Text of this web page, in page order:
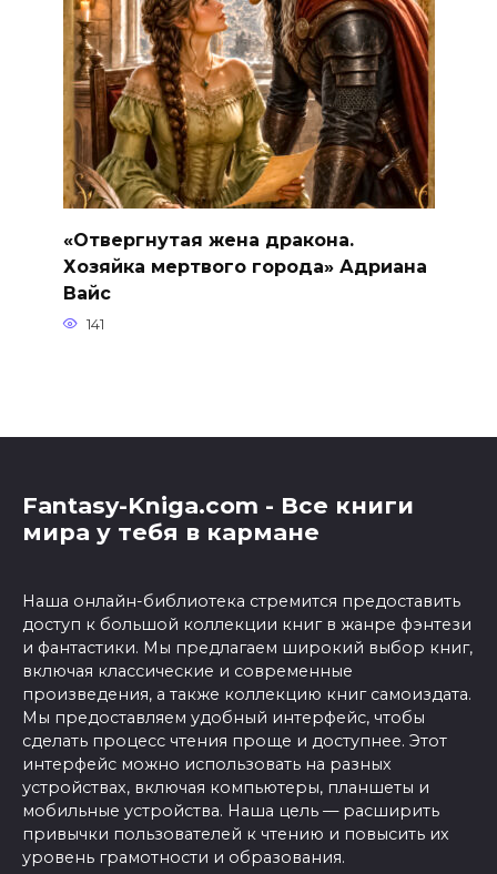
«Отвергнутая жена дракона.
Хозяйка мертвого города» Адриана
Вайс
141
Fantasy-Kniga.com - Все книги
мира у тебя в кармане
Наша онлайн-библиотека стремится предоставить
доступ к большой коллекции книг в жанре фэнтези
и фантастики. Мы предлагаем широкий выбор книг,
включая классические и современные
произведения, а также коллекцию книг самоиздата.
Мы предоставляем удобный интерфейс, чтобы
сделать процесс чтения проще и доступнее. Этот
интерфейс можно использовать на разных
устройствах, включая компьютеры, планшеты и
мобильные устройства. Наша цель — расширить
привычки пользователей к чтению и повысить их
уровень грамотности и образования.